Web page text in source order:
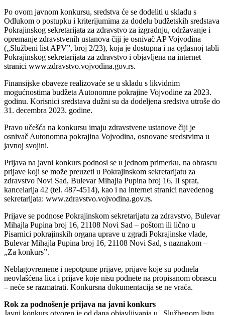
Po ovom javnom konkursu, sredstva će se dodeliti u skladu s
Odlukom o postupku i kriterijumima za dodelu budžetskih sredstava
Pokrajinskog sekretarijata za zdravstvo za izgradnju, održavanje i
opremanje zdravstvenih ustanova čiji je osnivač AP Vojvodina
(„Službeni list APV”, broj 2/23), koja je dostupna i na oglasnoj tabli
Pokrajinskog sekretarijata za zdravstvo i objavljena na internet
stranici www.zdravstvo.vojvodina.gov.rs.
Finansijske obaveze realizovaće se u skladu s likvidnim
mogućnostima budžeta Autonomne pokrajine Vojvodine za 2023.
godinu. Korisnici sredstava dužni su da dodeljena sredstva utroše do
31. decembra 2023. godine.
Pravo učešća na konkursu imaju zdravstvene ustanove čiji je
osnivač Autonomna pokrajina Vojvodina, osnovane sredstvima u
javnoj svojini.
Prijava na javni konkurs podnosi se u jednom primerku, na obrascu
prijave koji se može preuzeti u Pokrajinskom sekretarijatu za
zdravstvo Novi Sad, Bulevar Mihajla Pupina broj 16, II sprat,
kancelarija 42 (tel. 487-4514), kao i na internet stranici navedenog
sekretarijata: www.zdravstvo.vojvodina.gov.rs.
Prijave se podnose Pokrajinskom sekretarijatu za zdravstvo, Bulevar
Mihajla Pupina broj 16, 21108 Novi Sad – poštom ili lično u
Pisarnici pokrajinskih organa uprave u zgradi Pokrajinske vlade,
Bulevar Mihajla Pupina broj 16, 21108 Novi Sad, s naznakom –
„Za konkurs”.
Neblagovremene i nepotpune prijave, prijave koje su podnela
neovlašćena lica i prijave koje nisu podnete na propisanom obrascu
– neće se razmatrati. Konkursna dokumentacija se ne vraća.
Rok za podnošenje prijava na javni konkurs